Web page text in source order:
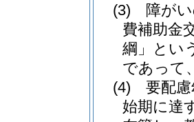
(3)
障が
費補助金
綱」とい
であって
(4)
要配
始期に達